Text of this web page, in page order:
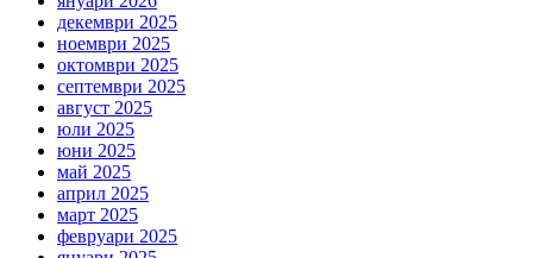
декември 2025
ноември 2025
октомври 2025
септември 2025
август 2025
юли 2025
юни 2025
май 2025
април 2025
март 2025
февруари 2025